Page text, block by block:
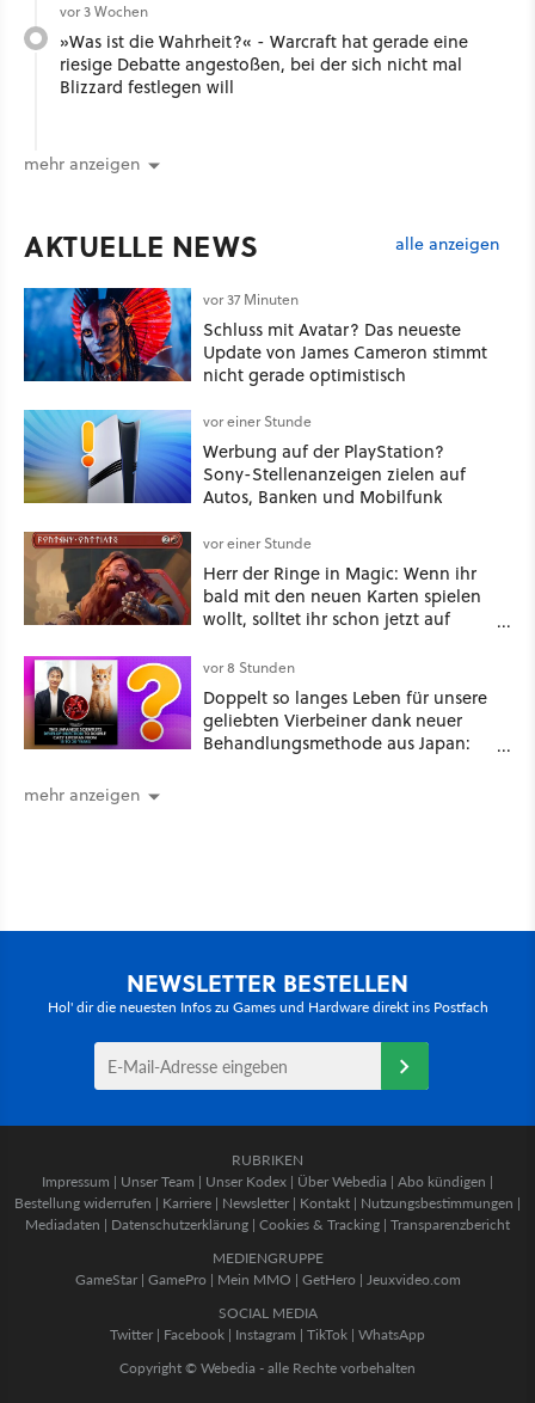
vor 3 Wochen
»Was ist die Wahrheit?« - Warcraft hat gerade eine
riesige Debatte angestoßen, bei der sich nicht mal
Blizzard festlegen will
mehr anzeigen
AKTUELLE NEWS alle anzeigen
vor 37 Minuten
Schluss mit Avatar? Das neueste
Update von James Cameron stimmt
nicht gerade optimistisch
vor einer Stunde
Werbung auf der PlayStation?
Sony-Stellenanzeigen zielen auf
Autos, Banken und Mobilfunk
vor einer Stunde
Herr der Ringe in Magic: Wenn ihr
bald mit den neuen Karten spielen
wollt, solltet ihr schon jetzt auf
vor 8 Stunden
Doppelt so langes Leben für unsere
geliebten Vierbeiner dank neuer
Behandlungsmethode aus Japan:
mehr anzeigen
NEWSLETTER BESTELLEN
Hol' dir die neuesten Infos zu Games und Hardware direkt ins Postfach
RUBRIKEN
Impressum | Unser Team | Unser Kodex | Über Webedia | Abo kündigen |
Bestellung widerrufen | Karriere | Newsletter | Kontakt | Nutzungsbestimmungen |
Mediadaten | Datenschutzerklärung | Cookies & Tracking | Transparenzbericht
MEDIENGRUPPE
GameStar| GamePro | Mein MMO | GetHero | Jeuxvideo.com
SOCIAL MEDIA
Twitter | Facebook | Instagram | TikTok | WhatsApp
Copyright © Webedia - alle Rechte vorbehalten